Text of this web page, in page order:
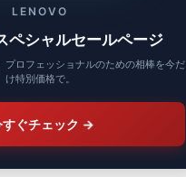
LENOVO
シャルセールページ
プロフェッショナルのための相棒を今だ
け特別価格で。
ぐチェック →